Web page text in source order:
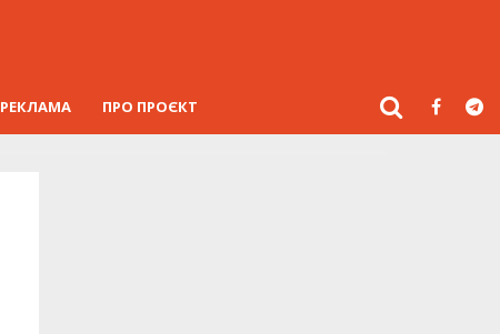
РЕКЛАМА ПРО ПРОЄКТ